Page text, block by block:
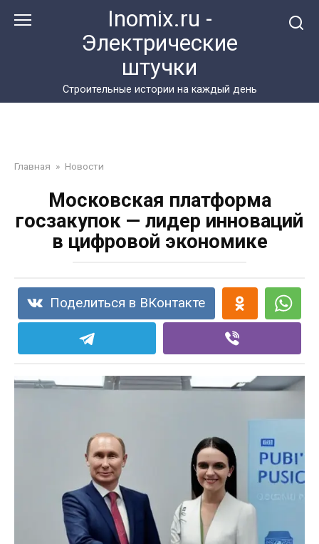
Inomix.ru -
Электрические
штучки
Cтроительные истории на каждый день
Главная » Новости
Московская платформа
госзакупок — лидер инноваций
в цифровой экономике
Поделиться в ВКонтакте